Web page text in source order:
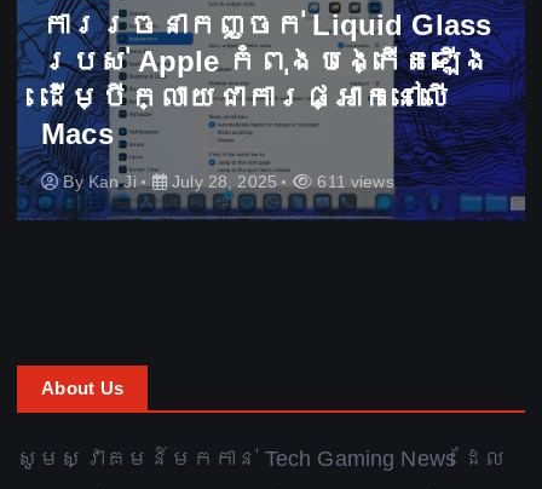
ការ​រចនា​កញ្ចក់ Liquid Glass
របស់ Apple ​កំពុង​បង្កើត​ឡើង​
ដើម្បី​ក្លាយ​ជា​ការ​ផ្អាក​នៅ​លើ
Macs
ByKan Ji July 28, 2025 611 views
About Us
សូមស្វាគមន៍មកកាន់ Tech Gaming News ដែល